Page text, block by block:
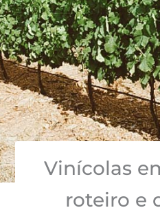
Vinícolas
roteiro e